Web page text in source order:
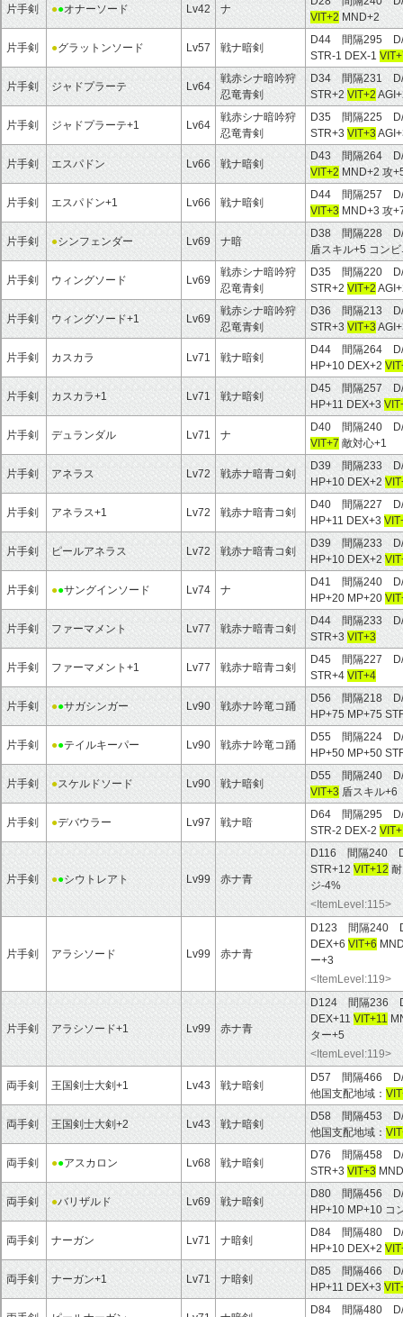
片手剣 ●●オナーソード Lv42 ナ
VIT+2 MND+2
片手剣 ●グラットンソード Lv57 戦ナ暗剣
D44 間隔295
STR-1 DEX-1
片手剣 ジャドプラーテ Lv64
戦赤シナ暗吟狩
忍竜青剣
D34 間隔231
STR+2 VIT+2
片手剣 ジャドプラーテ+1 Lv64
戦赤シナ暗吟狩
忍竜青剣
D35 間隔225
STR+3 VIT+3
片手剣 エスパドン Lv66 戦ナ暗剣
D43 間隔264
VIT+2 MND+2 攻
片手剣 エスパドン+1 Lv66 戦ナ暗剣
D44 間隔257
VIT+3 MND+3 攻
片手剣 ●シンフェンダー Lv69 ナ暗
D38 間隔228
盾スキル+5 コン
片手剣 ウィングソード Lv69
戦赤シナ暗吟狩
忍竜青剣
D35 間隔220
STR+2 VIT+2
片手剣 ウィングソード+1 Lv69
戦赤シナ暗吟狩
忍竜青剣
D36 間隔213
STR+3 VIT+3
片手剣 カスカラ Lv71 戦ナ暗剣
D44 間隔264
HP+10 DEX+2
片手剣 カスカラ+1 Lv71 戦ナ暗剣
D45 間隔257
HP+11 DEX+3
片手剣 デュランダル Lv71 ナ
D40 間隔240
VIT+7 敵対心+1
片手剣 アネラス Lv72 戦赤ナ暗青コ剣
D39 間隔233
HP+10 DEX+2
片手剣 アネラス+1 Lv72 戦赤ナ暗青コ剣
D40 間隔227
HP+11 DEX+3
片手剣 ピールアネラス Lv72 戦赤ナ暗青コ剣
D39 間隔233
HP+10 DEX+2
片手剣 ●●サングインソード Lv74 ナ
D41 間隔240
HP+20 MP+20
片手剣 ファーマメント Lv77 戦赤ナ暗青コ剣
D44 間隔233
STR+3 VIT+3
片手剣 ファーマメント+1 Lv77 戦赤ナ暗青コ剣
D45 間隔227
STR+4 VIT+4
片手剣 ●●サガシンガー Lv90 戦赤ナ吟竜コ踊
D56 間隔218
HP+75 MP+75
片手剣 ●●テイルキーパー Lv90 戦赤ナ吟竜コ踊
D55 間隔224
HP+50 MP+50
片手剣 ●スケルドソード Lv90 戦ナ暗剣
D55 間隔240
VIT+3 盾スキル+6
片手剣 ●デバウラー Lv97 戦ナ暗
D64 間隔295
STR-2 DEX-2
片手剣 ●●シウトレアト Lv99 赤ナ青
D116 間隔240
STR+12 VIT+12
ジ-4%
<ItemLevel:115>
片手剣 アラシソード Lv99 赤ナ青
D123 間隔240
DEX+6 VIT+6
ー+3
<ItemLevel:119>
片手剣 アラシソード+1 Lv99 赤ナ青
D124 間隔236
DEX+11 VIT+11
ター+5
<ItemLevel:119>
両手剣 王国剣士大剣+1 Lv43 戦ナ暗剣
D57 間隔466
他国支配地域：
両手剣 王国剣士大剣+2 Lv43 戦ナ暗剣
D58 間隔453
他国支配地域：
両手剣 ●●アスカロン Lv68 戦ナ暗剣
D76 間隔458
STR+3 VIT+3
両手剣 ●バリザルド Lv69 戦ナ暗剣
D80 間隔456
HP+10 MP+10 コ
両手剣 ナーガン Lv71 ナ暗剣
D84 間隔480
HP+10 DEX+2
両手剣 ナーガン+1 Lv71 ナ暗剣
D85 間隔466
HP+11 DEX+3
D84 間隔480